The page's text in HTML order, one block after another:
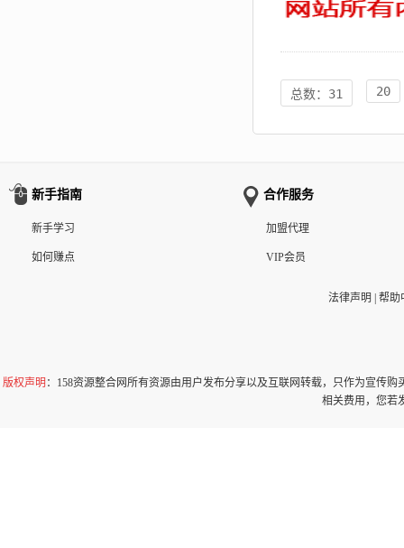
总数：31 20
新手指南
新手学习
如何赚点
合作服务
加盟代理
VIP会员
法律声明 帮助
版权声明 ：158资源整合网所有资源由用户发布分享以及互联网转载，只作为宣传
相关费用，您若